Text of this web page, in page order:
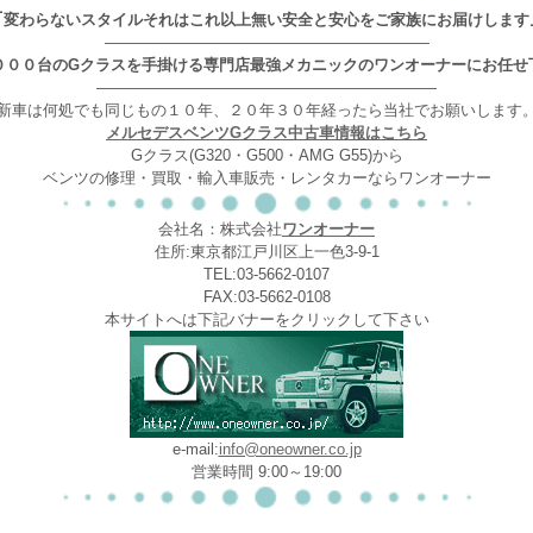
変わらないスタイルそれはこれ以上無い安全と安心をご家族にお届けします
—————————————————————
００台のGクラスを手掛ける専門店最強メカニックのワンオーナーにお任せ
——————————————————————
車は何処でも同じもの１０年、２０年３０年経ったら当社でお願いします。
メルセデスベンツGクラス中古車情報はこちら
Gクラス(G320・G500・AMG G55)から
ベンツの修理・買取・輸入車販売・レンタカーならワンオーナー
会社名：株式会社ワンオーナー
住所:東京都江戸川区上一色3-9-1
TEL:03-5662-0107
FAX:03-5662-0108
本サイトへは下記バナーをクリックして下さい
e-mail:info@oneowner.co.jp
営業時間 9:00～19:00